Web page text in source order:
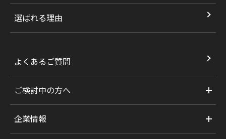
選ばれる理由
よくあるご質問
ご検討中の方へ
企業情報